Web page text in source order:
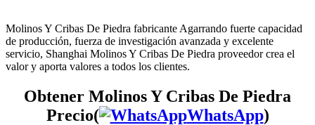
Molinos Y Cribas De Piedra fabricante Agarrando fuerte capacidad
de producción, fuerza de investigación avanzada y excelente
servicio, Shanghai Molinos Y Cribas De Piedra proveedor crea el
valor y aporta valores a todos los clientes.
Obtener Molinos Y Cribas De Piedra
Precio(
WhatsApp)